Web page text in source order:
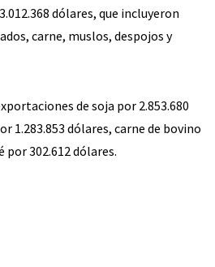
dólares, que incluyeron
carne, muslos, despojos y
de soja por 2.853.680
1.283.853 dólares, carne de bovino
por 302.612 dólares.